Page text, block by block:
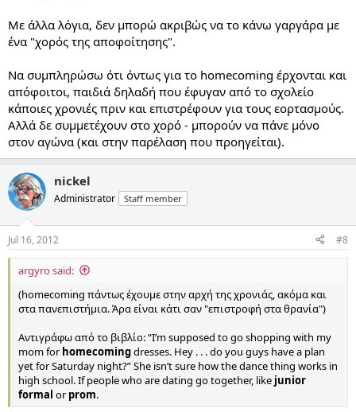
Με άλλα λόγια, δεν μπορώ ακριβώς να το κάνω γαργάρα με
ένα "χορός της αποφοίτησης".
Να συμπληρώσω ότι όντως για το homecoming έρχονται και
απόφοιτοι, παιδιά δηλαδή που έφυγαν από το σχολείο
κάποιες χρονιές πριν και επιστρέφουν για τους εορτασμούς.
Αλλά δε συμμετέχουν στο χορό - μπορούν να πάνε μόνο
στον αγώνα (και στην παρέλαση που προηγείται).
nickel
Administrator Staff member
Jul 16, 2012 #8
argyro said:
(homecoming πάντως έχουμε στην αρχή της χρονιάς, ακόμα και
στα πανεπιστήμια. Άρα είναι κάτι σαν "επιστροφή στα θρανία")
Αντιγράφω από το βιβλίο: “I’m supposed to go shopping with my
mom forhomecomingdresses. Hey . . . do you guys have a plan
yet for Saturday night?” She isn’t sure how the dance thing works in
high school. If people who are dating go together, like junior
formal orprom.